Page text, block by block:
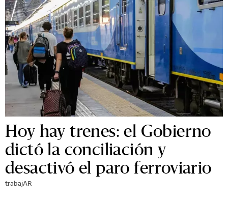
Hoy hay trenes: el Gobierno
dictó la conciliación y
desactivó el paro ferroviario
trabajAR